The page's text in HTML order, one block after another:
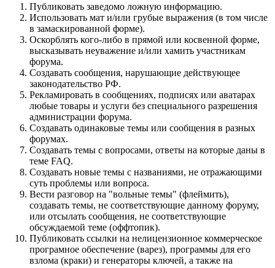
Публиковать заведомо ложнyю инфоpмацию.
Использовать мат и/или грубые выражения (в том числе
в замаскированной форме).
Оскорблять кого-либо в прямой или косвенной форме,
высказывать неуважение и/или хамить участникам
форума.
Создавать сообщения, наpyшающие действyющее
законодательство РФ.
Рекламировать в сообщениях, подписях или аватарах
любые товары и услуги без специального разрешения
администрации форума.
Создавать одинаковые темы или сообщения в разных
форумах.
Создавать темы с вопросами, ответы на которые даны в
теме FAQ.
Создавать новые темы с названиями, не отражающими
суть проблемы или вопроса.
Вести разговор на "вольные темы" (флеймить),
создавать темы, не соответствующие данному форуму,
или отсылать сообщения, не соответствующие
обсуждаемой теме (оффтопик).
Публиковать ссылки на нелицензионное коммерческое
програмное обеспечение (варез), программы для его
взлома (краки) и генераторы ключей, а также на